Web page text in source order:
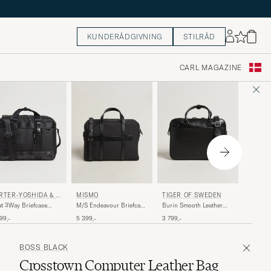
KUNDERÅDGIVNING STILRÅD
CARL MAGAZINE
YOSHIDA & C
3Way Briefcase
MISMO
M/S Endeavour Briefcase
5 399,-
TIGER OF SWEDEN
Burin Smooth Leather
3 799,-
BOSS BLACK
Crosstown Computer Leather Bag